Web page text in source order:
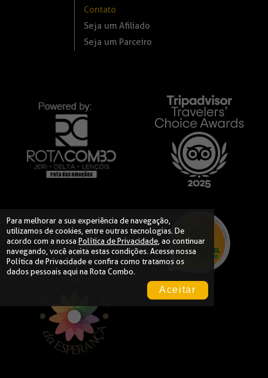
Contato
Seja um Afiliado
Seja um Parceiro
Para melhorar a sua experiência de navegação,
utilizamos de cookies, entre outras tecnologias. De
acordo com a nossa Política de Privacidade, ao continuar
navegando, você aceita estas condições. Acesse nossa
Política de Privacidadee confira como tratamos os
dados pessoais aqui na Rota Combo.
Aceitar